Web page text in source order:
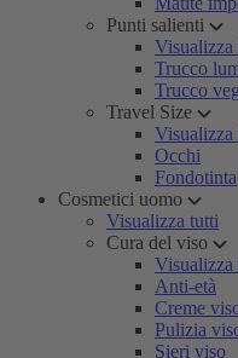
Punti salienti
Visualizza
Trucco
Trucco
Travel Size
Visualizza
Occhi
Fondotinta
Cosmetici uomo
Visualizza tutti
Cura del viso
Visualizza
Anti-età
Creme
Pulizia
Sieri viso